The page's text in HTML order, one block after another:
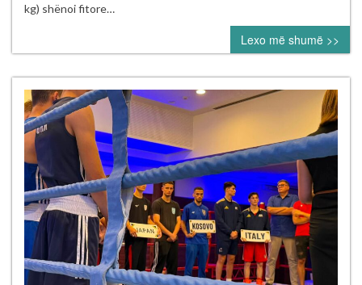
Turneun
Ndërkombëtar
“Mustafa
Hajrulahović
–
kg) shënoi fitore…
Lexo më shumë >>